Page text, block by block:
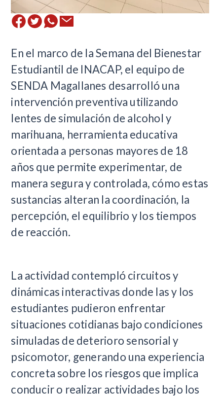
​En el marco de la Semana del Bienestar
Estudiantil de INACAP, el equipo de
SENDA Magallanes desarrolló una
intervención preventiva utilizando
lentes de simulación de alcohol y
marihuana, herramienta educativa
orientada a personas mayores de 18
años que permite experimentar, de
manera segura y controlada, cómo estas
sustancias alteran la coordinación, la
percepción, el equilibrio y los tiempos
de reacción.
La actividad contempló circuitos y
dinámicas interactivas donde las y los
estudiantes pudieron enfrentar
situaciones cotidianas bajo condiciones
simuladas de deterioro sensorial y
psicomotor, generando una experiencia
concreta sobre los riesgos que implica
conducir o realizar actividades bajo los